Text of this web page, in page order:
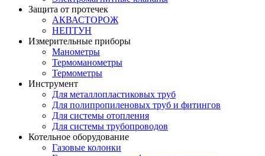
Защита от протечек
АКВАСТОРОЖ
НЕПТУН
Измерительные приборы
Манометры
Термоманометры
Термометры
Инструмент
Для металлопластиковых труб
Для полипропиленовых труб и фитингов
Для системы отопления
Для системы трубопроводов
Котельное оборудование
Газовые колонки